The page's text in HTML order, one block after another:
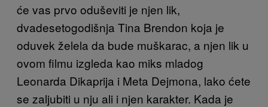
će vas prvo oduševiti je njen lik,
dvadesetogodišnja Tina Brendon koja je
oduvek želela da bude muškarac, a njen lik u
ovom filmu izgleda kao miks mladog
Leonarda Dikaprija i Meta Dejmona, lako ćete
se zaljubiti u nju ali i njen karakter. Kada je